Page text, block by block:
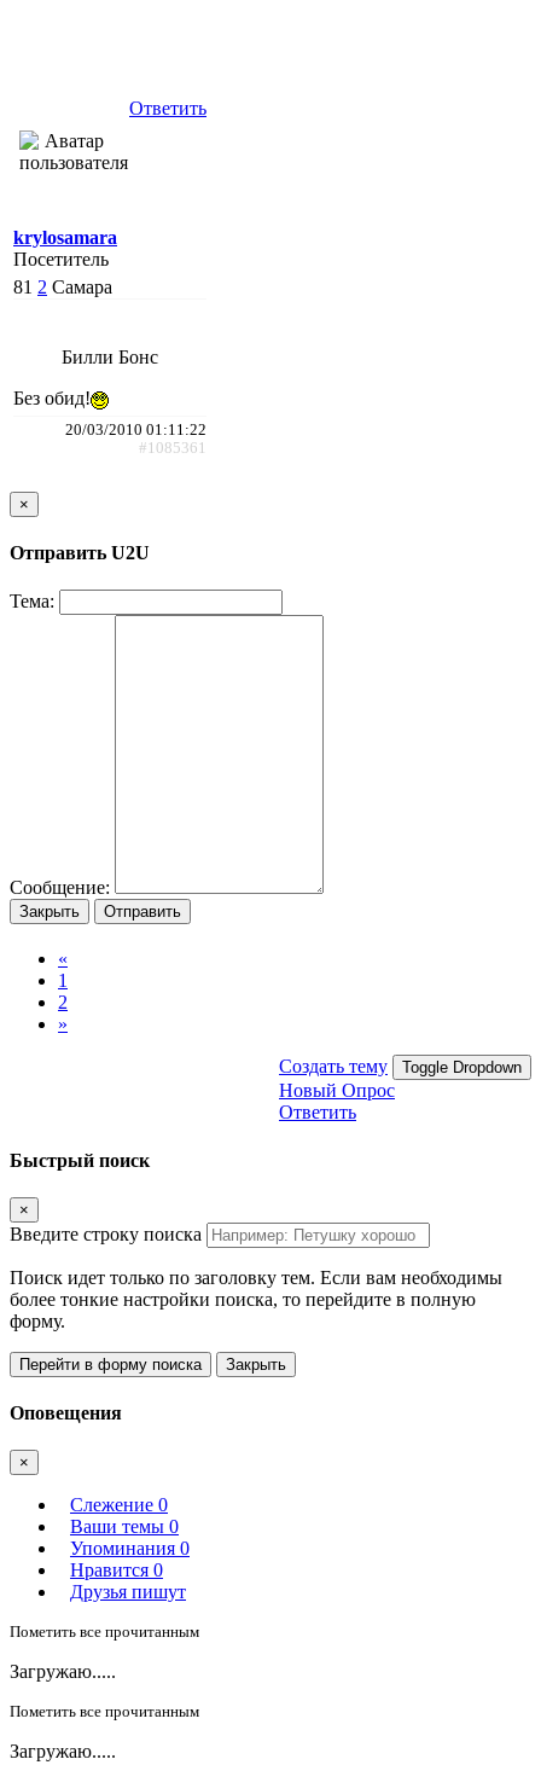
Ответить
krylosamara
Посетитель
81 2 Самара
Билли Бонс
Без обид!
20/03/2010 01:11:22
#1085361
×
Отправить U2U
Тема:
Сообщение:
Закрыть Отправить
«
1
2
»
Создать тему Toggle Dropdown
Новый Опрос
Ответить
Быстрый поиск
×
Введите строку поиска
Поиск идет только по заголовку тем. Если вам необходимы
более тонкие настройки поиска, то перейдите в полную
форму.
Перейти в форму поиска Закрыть
Оповещения
×
Слежение 0
Ваши темы 0
Упоминания 0
Нравится 0
Друзья пишут
Пометить все прочитанным
Загружаю.....
Пометить все прочитанным
Загружаю.....